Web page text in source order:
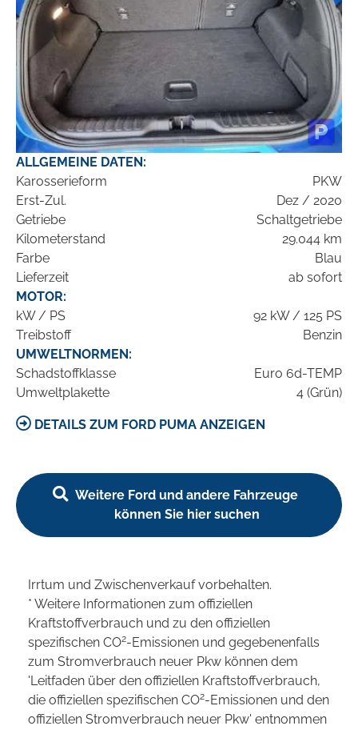
ALLGEMEINE DATEN:
Karosserieform
PKW
Erst-Zul.
Dez / 2020
Getriebe
Schaltgetriebe
Kilometerstand
29.044 km
Farbe
Blau
Lieferzeit
ab sofort
MOTOR:
kW / PS
92 kW / 125 PS
Treibstoff
Benzin
UMWELTNORMEN:
Schadstoffklasse
Euro 6d-TEMP
Umweltplakette
4 (Grün)
DETAILS ZUM FORD PUMA ANZEIGEN
Weitere Ford und andere Fahrzeuge
können Sie hier suchen
Irrtum und Zwischenverkauf vorbehalten.
* Weitere Informationen zum offiziellen
Kraftstoffverbrauch und zu den offiziellen
spezifischen CO2-Emissionen und gegebenenfalls
zum Stromverbrauch neuer Pkw können dem
'Leitfaden über den offiziellen Kraftstoffverbrauch,
die offiziellen spezifischen CO2-Emissionen und den
offiziellen Stromverbrauch neuer Pkw' entnommen